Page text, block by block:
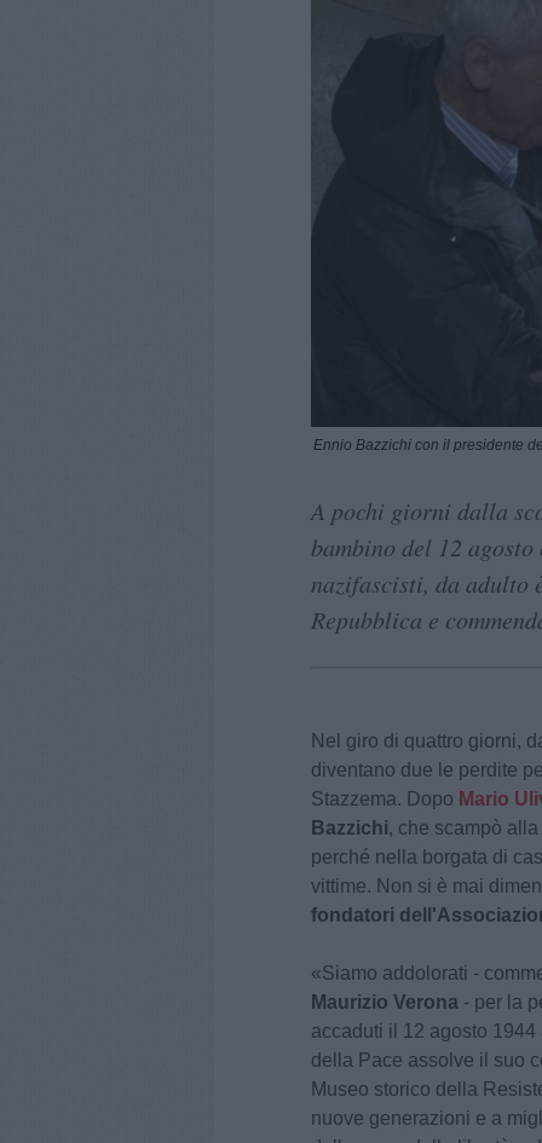
Ennio Bazzichi con il presidente
A pochi giorni dalla
bambino del 12
nazifascisti, da adulto
Repubblica e
Nel giro di quattro giorni,
diventano due le perdite
Stazzema. Dopo Mario
Bazzichi, che scampò alla
perché nella borgata di
vittime. Non si è mai
fondatori
«Siamo addolorati -
Maurizio Verona - per la
accaduti il 12 agosto
della Pace assolve il suo
Museo storico della
nuove generazioni e a